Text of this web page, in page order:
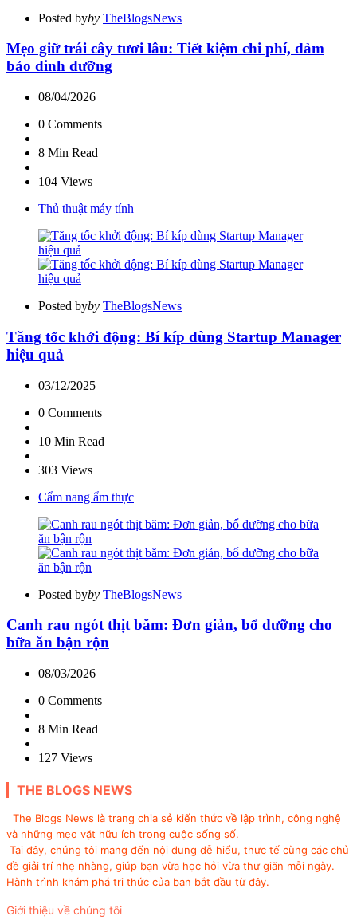
Posted byby TheBlogsNews
Mẹo giữ trái cây tươi lâu: Tiết kiệm chi phí, đảm
bảo dinh dưỡng
08/04/2026
0 Comments
8 Min Read
104 Views
Thủ thuật máy tính
Posted byby TheBlogsNews
Tăng tốc khởi động: Bí kíp dùng Startup Manager
hiệu quả
03/12/2025
0 Comments
10 Min Read
303 Views
Cẩm nang ẩm thực
Posted byby TheBlogsNews
Canh rau ngót thịt băm: Đơn giản, bổ dưỡng cho
bữa ăn bận rộn
08/03/2026
0 Comments
8 Min Read
127 Views
THE BLOGS NEWS
The Blogs News là trang chia sẻ kiến thức về lập trình, công nghệ
và những mẹo vặt hữu ích trong cuộc sống số.
Tại đây, chúng tôi mang đến nội dung dễ hiểu, thực tế cùng các chủ
đề giải trí nhẹ nhàng, giúp bạn vừa học hỏi vừa thư giãn mỗi ngày.
Hành trình khám phá tri thức của bạn bắt đầu từ đây.
Giới thiệu về chúng tôi